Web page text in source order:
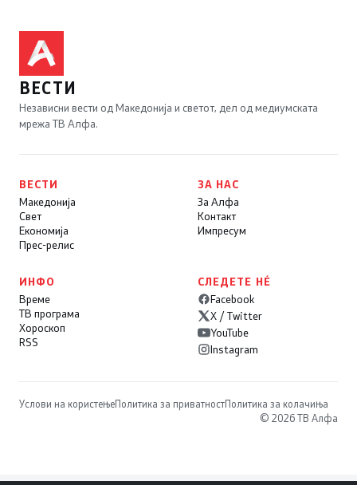
ВЕСТИ
Независни вести од Македонија и светот, дел од медиумската
мрежа ТВ Алфа.
ВЕСТИ
Македонија
Свет
Економија
Прес-релис
ЗА НАС
За Алфа
Контакт
Импресум
ИНФО
Време
ТВ програма
Хороскоп
RSS
СЛЕДЕТЕ НÉ
Facebook
X / Twitter
YouTube
Instagram
Услови на користењеПолитика за приватностПолитика за колачиња
© 2026 ТВ Алфа